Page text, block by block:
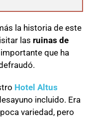
la historia de este
las ruinas de
que ha
Hotel Altus
incluido. Era
variedad, pero